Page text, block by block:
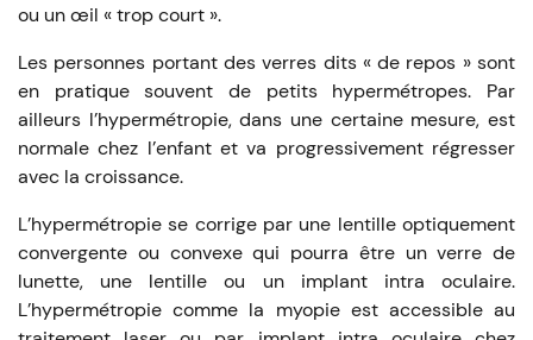
ou un œil « trop court ».
Les personnes portant des verres dits « de repos » sont
en pratique souvent de petits hypermétropes. Par
ailleurs l’hypermétropie, dans une certaine mesure, est
normale chez l’enfant et va progressivement régresser
avec la croissance.
L’hypermétropie se corrige par une lentille optiquement
convergente ou convexe qui pourra être un verre de
lunette, une lentille ou un implant intra oculaire.
L’hypermétropie comme la myopie est accessible au